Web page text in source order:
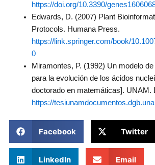
https://doi.org/10.3390/
Edwards, D. (2007) Plant
Protocols. Humana Press.
https://link.springer.com/book/
0
Miramontes, P. (1992) Un modelo
para la evolución de los ácidos
doctorado en matemáticas]. UNAM.
https://
Facebook Twitter
LinkedIn Email